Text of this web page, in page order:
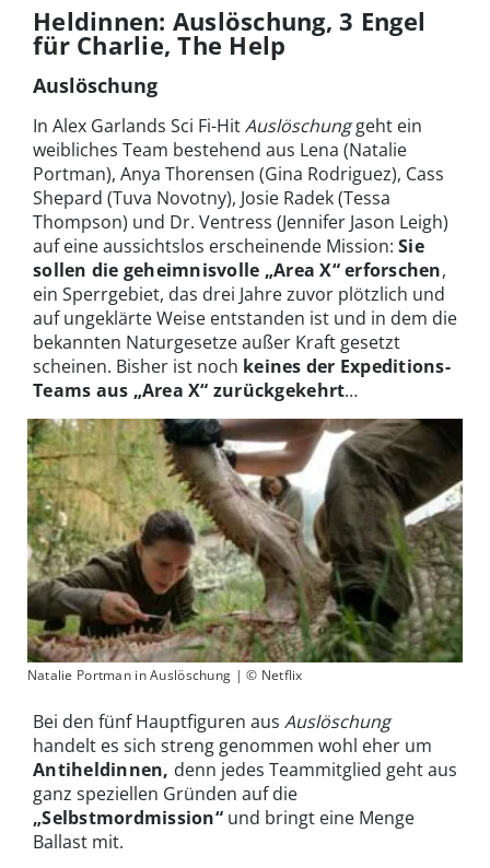
Heldinnen: Auslöschung, 3 Engel
für Charlie, The Help
Auslöschung
In Alex Garlands Sci Fi-HitAuslöschunggeht ein
weibliches Team bestehend aus Lena (Natalie
Portman), Anya Thorensen (Gina Rodriguez), Cass
Shepard (Tuva Novotny), Josie Radek (Tessa
Thompson) und Dr. Ventress (Jennifer Jason Leigh)
auf eine aussichtslos erscheinende Mission: Sie
sollen die geheimnisvolle „Area X“ erforschen,
ein Sperrgebiet, das drei Jahre zuvor plötzlich und
auf ungeklärte Weise entstanden ist und in dem die
bekannten Naturgesetze außer Kraft gesetzt
scheinen. Bisher ist noch keines der Expeditions-
Teams aus „Area X“ zurückgekehrt…
Natalie Portman in Auslöschung | © Netflix
Bei den fünf Hauptfiguren aus Auslöschung
handelt es sich streng genommen wohl eher um
Antiheldinnen, denn jedes Teammitglied geht aus
ganz speziellen Gründen auf die
„Selbstmordmission“und bringt eine Menge
Ballast mit.